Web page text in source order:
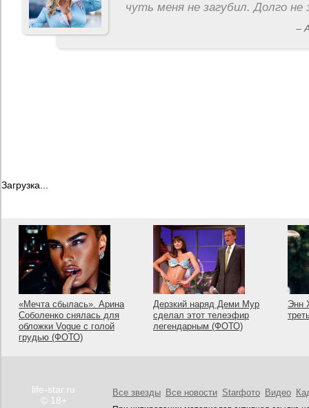
чуть меня не загубил. Долго не
–
Загрузка...
«Мечта сбылась». Арина
Соболенко снялась для
обложки Vogue с голой
грудью (ФОТО)
Дерзкий наряд Деми Мур
сделал этот телеэфир
легендарным (ФОТО)
Энн
life-star.ru
© 18+
Все звезды Все новости Starфото Видео